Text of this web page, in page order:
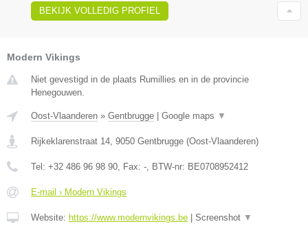
BEKIJK VOLLEDIG PROFIEL
Modern Vikings
Niet gevestigd in de plaats Rumillies en in de provincie
Henegouwen.
Oost-Vlaanderen » Gentbrugge Google maps ▼
Rijkeklarenstraat 14, 9050 Gentbrugge (Oost-Vlaanderen)
Tel: +32 486 96 98 90, Fax: -, BTW-nr: BE0708952412
E-mail › Modern Vikings
Website: https://www.modernvikings.be Screenshot ▼